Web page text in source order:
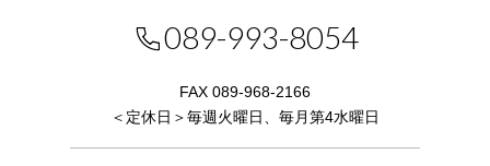
089-993-8054
FAX 089-968-2166
＜定休日＞毎週火曜日、毎月第4水曜日